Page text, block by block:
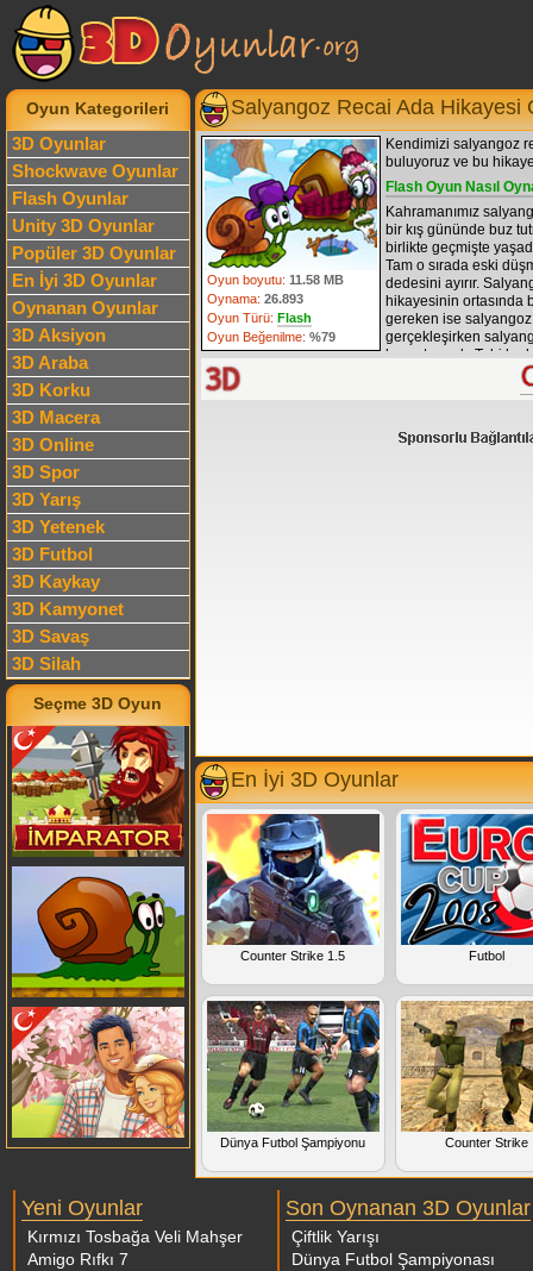
Oyun Kategorileri
3D Oyunlar
Shockwave Oyunlar
Flash Oyunlar
Unity 3D Oyunlar
Popüler 3D Oyunlar
En İyi 3D Oyunlar
Oynanan Oyunlar
3D Aksiyon
3D Araba
3D Korku
3D Macera
3D Online
3D Spor
3D Yarış
3D Yetenek
3D Futbol
3D Kaykay
3D Kamyonet
3D Savaş
3D Silah
Seçme 3D Oyun
Salyangoz Recai Ada Hikayesi
Oyun boyutu: 11.58 MB
Oynama: 26.893
Oyun Türü: Flash
Oyun Beğenilme: %79
Kendimizi salyangoz
buluyoruz ve bu
Flash Oyun Nasıl
Kahramanımız
bir kış gününde buz
birlikte geçmişte
Tam o sırada eski
dedesini ayırır.
hikayesinin ortasında
gereken ise
gerçekleşirken
kavuşturmak. Tabi bu
içerisinde nasıl bir
En İyi 3D Oyunlar
Counter Strike 1.5 Futbol
Dünya Futbol Şampiyonu Counter Strike
Yeni Oyunlar
Kırmızı Tosbağa Veli Mahşer
Amigo Rıfkı 7
Son Oynanan 3D Oyunlar
Çiftlik Yarışı
Dünya Futbol Şampiyonası